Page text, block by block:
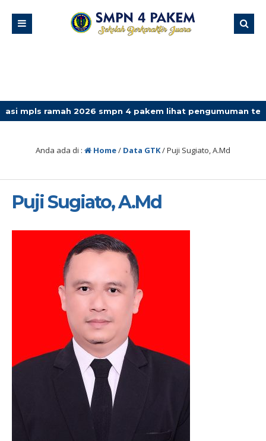
2026 smpn 4 pakem lihat pengumuman terbaru
Anda ada di : Home/ Data GTK/Puji Sugiato, A.Md
Puji Sugiato, A.Md